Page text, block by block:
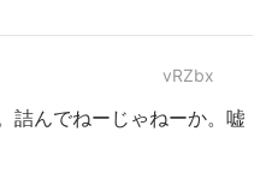
vRZbx
詰んでねーじゃねーか。嘘